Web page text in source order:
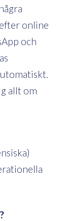
online
och
allt om